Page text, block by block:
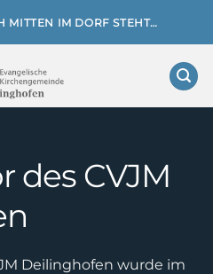
MITTEN IM DORF STEHT…
des CVJM
Deilinghofen wurde im